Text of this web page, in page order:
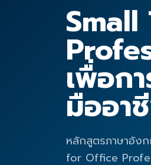
เพื่อก
มืออา
หลักสูตรภาษาอัง
for Office